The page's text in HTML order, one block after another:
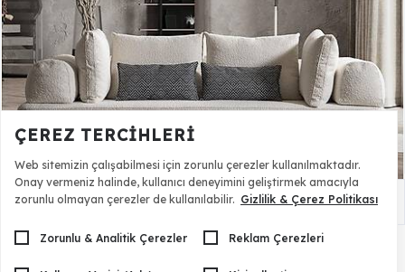
Tanamo Kanepe 64.000,00 TL
ÇEREZ TERCIHLERI
Web sitemizin çalışabilmesi için zorunlu çerezler kullanılmaktadır.
Onay vermeniz halinde, kullanıcı deneyimini geliştirmek amacıyla
zorunlu olmayan çerezler de kullanılabilir. Gizlilik & Çerez Politikası
Zorunlu & Analitik Çerezler Reklam Çerezleri